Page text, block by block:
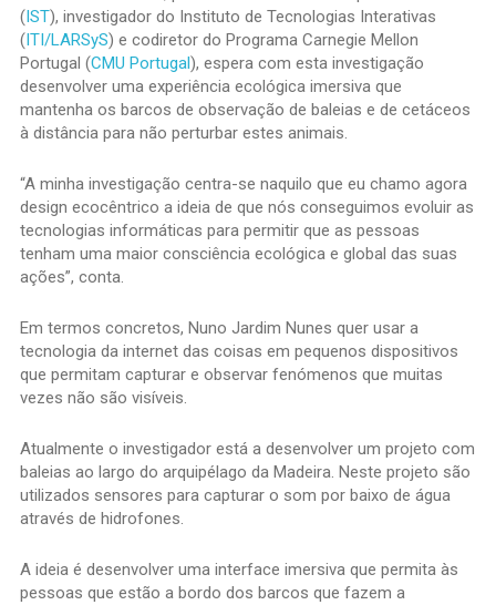
(IST), investigador do Instituto de Tecnologias Interativas
(ITI/LARSyS) e codiretor do Programa Carnegie Mellon
Portugal (CMU Portugal), espera com esta investigação
desenvolver uma experiência ecológica imersiva que
mantenha os barcos de observação de baleias e de cetáceos
à distância para não perturbar estes animais.
“A minha investigação centra-se naquilo que eu chamo agora
design ecocêntrico a ideia de que nós conseguimos evoluir as
tecnologias informáticas para permitir que as pessoas
tenham uma maior consciência ecológica e global das suas
ações”, conta.
Em termos concretos, Nuno Jardim Nunes quer usar a
tecnologia da internet das coisas em pequenos dispositivos
que permitam capturar e observar fenómenos que muitas
vezes não são visíveis.
Atualmente o investigador está a desenvolver um projeto com
baleias ao largo do arquipélago da Madeira. Neste projeto são
utilizados sensores para capturar o som por baixo de água
através de hidrofones.
A ideia é desenvolver uma interface imersiva que permita às
pessoas que estão a bordo dos barcos que fazem a